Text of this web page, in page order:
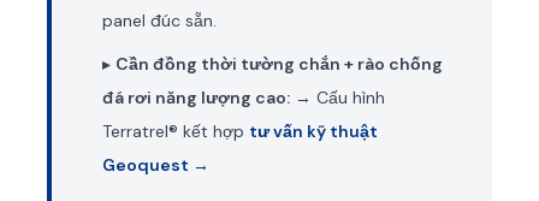
panel đúc sẵn.
▸ Cần đồng thời tường chắn + rào chống
đá rơi năng lượng cao: → Cấu hình
Terratrel® kết hợp tư vấn kỹ thuật
Geoquest →